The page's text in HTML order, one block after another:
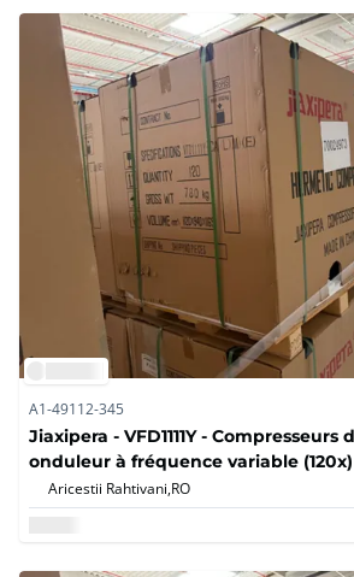
A1-49112-345
Jiaxipera - VFD1111Y -
onduleur à fréquence variable (120x)
Aricestii Rahtivani,RO